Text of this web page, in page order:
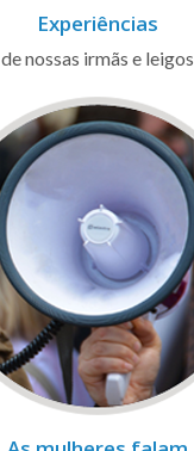
Experiências
de nossas irmãs e leigos